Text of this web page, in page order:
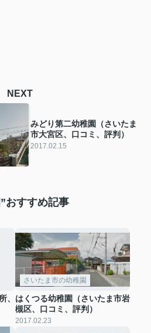
NEXT
みどり第二幼稚園（さいたま
市大宮区、口コミ、評判）
2017.02.15
おすすめ記事
、
さいたま市の幼稚園
はくつる幼稚園（さいたま市岩
槻区、口コミ、評判）
2017.02.23